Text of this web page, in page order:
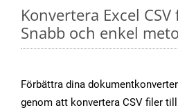
Konvertera Excel
Snabb och enkel
Förbättra dina
genom att konvertera CSV filer